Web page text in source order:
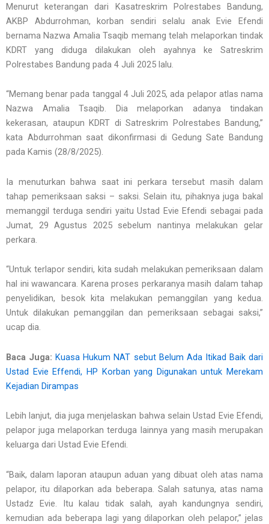
Menurut keterangan dari Kasatreskrim Polrestabes Bandung,
AKBP Abdurrohman, korban sendiri selalu anak Evie Efendi
bernama Nazwa Amalia Tsaqib memang telah melaporkan tindak
KDRT yang diduga dilakukan oleh ayahnya ke Satreskrim
Polrestabes Bandung pada 4 Juli 2025 lalu.
“Memang benar pada tanggal 4 Juli 2025, ada pelapor atlas nama
Nazwa Amalia Tsaqib. Dia melaporkan adanya tindakan
kekerasan, ataupun KDRT di Satreskrim Polrestabes Bandung,”
kata Abdurrohman saat dikonfirmasi di Gedung Sate Bandung
pada Kamis (28/8/2025).
Ia menuturkan bahwa saat ini perkara tersebut masih dalam
tahap pemeriksaan saksi – saksi. Selain itu, pihaknya juga bakal
memanggil terduga sendiri yaitu Ustad Evie Efendi sebagai pada
Jumat, 29 Agustus 2025 sebelum nantinya melakukan gelar
perkara.
“Untuk terlapor sendiri, kita sudah melakukan pemeriksaan dalam
hal ini wawancara. Karena proses perkaranya masih dalam tahap
penyelidikan, besok kita melakukan pemanggilan yang kedua.
Untuk dilakukan pemanggilan dan pemeriksaan sebagai saksi,”
ucap dia.
Baca Juga: Kuasa Hukum NAT sebut Belum Ada Itikad Baik dari
Ustad Evie Effendi, HP Korban yang Digunakan untuk Merekam
Kejadian Dirampas
Lebih lanjut, dia juga menjelaskan bahwa selain Ustad Evie Efendi,
pelapor juga melaporkan terduga lainnya yang masih merupakan
keluarga dari Ustad Evie Efendi.
“Baik, dalam laporan ataupun aduan yang dibuat oleh atas nama
pelapor, itu dilaporkan ada beberapa. Salah satunya, atas nama
Ustadz Evie. Itu kalau tidak salah, ayah kandungnya sendiri,
kemudian ada beberapa lagi yang dilaporkan oleh pelapor,” jelas